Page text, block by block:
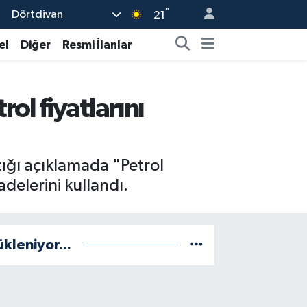
Dörtdivan 21 °
Diğer Resmi İlanlar
fiyatlarını
açıklamada "Petrol
kullandı.